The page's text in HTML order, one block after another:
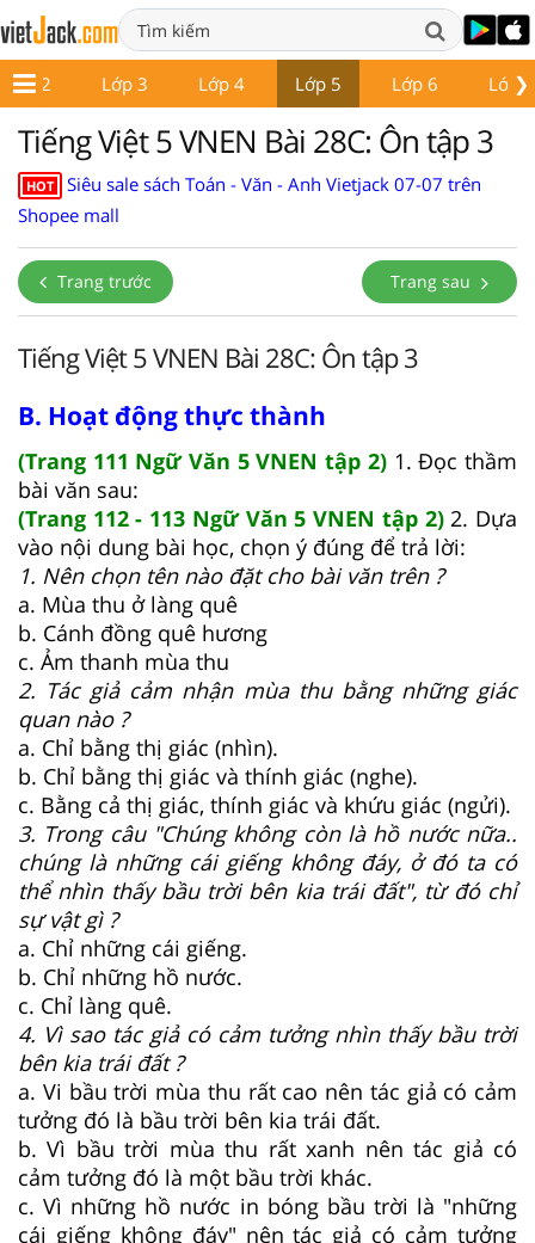
❯
Lớp 2 Lớp 3 Lớp 4 Lớp 5 Lớp 6 Lớp 7
Tiếng Việt 5 VNEN Bài 28C: Ôn tập 3
HOT
Siêu sale sách Toán - Văn - Anh Vietjack 07-07 trên
Shopee mall
Trang trước Trang sau
Tiếng Việt 5 VNEN Bài 28C: Ôn tập 3
B. Hoạt động thực thành
(Trang 111 Ngữ Văn 5 VNEN tập 2)1. Đọc thầm
bài văn sau:
(Trang 112 - 113 Ngữ Văn 5 VNEN tập 2)2. Dựa
vào nội dung bài học, chọn ý đúng để trả lời:
1. Nên chọn tên nào đặt cho bài văn trên ?
a. Mùa thu ở làng quê
b. Cánh đồng quê hương
c. Ảm thanh mùa thu
2. Tác giả cảm nhận mùa thu bằng những giác
quan nào ?
a. Chỉ bằng thị giác (nhìn).
b. Chỉ bằng thị giác và thính giác (nghe).
c. Bằng cả thị giác, thính giác và khứu giác (ngửi).
3. Trong câu "Chúng không còn là hồ nước nữa..
chúng là những cái giếng không đáy, ở đó ta có
thể nhìn thấy bầu trời bên kia trái đất", từ đó chỉ
sự vật gì ?
a. Chỉ những cái giếng.
b. Chỉ những hồ nước.
c. Chỉ làng quê.
4. Vì sao tác giả có cảm tưởng nhìn thấy bầu trời
bên kia trái đất ?
a. Vi bầu trời mùa thu rất cao nên tác giả có cảm
tưởng đó là bầu trời bên kia trái đất.
b. Vì bầu trời mùa thu rất xanh nên tác giả có
cảm tưởng đó là một bầu trời khác.
c. Vì những hồ nước in bóng bầu trời là "những
cái giếng không đáy" nên tác giả có cảm tưởng